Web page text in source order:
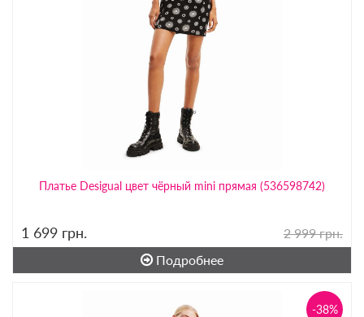
Платье Desigual цвет чёрный mini прямая (536598742)
1 699 грн.
2 999 грн.
Подробнее
-38%